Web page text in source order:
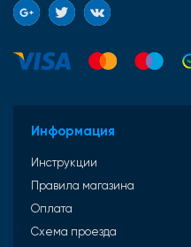
Информация
Инструкции
Правила магазина
Оплата
Схема проезда